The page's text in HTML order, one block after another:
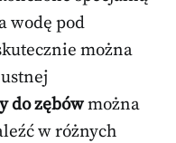
wodę pod
można
do zębówmożna
w różnych